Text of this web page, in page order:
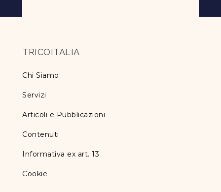
TRICOITALIA
Chi Siamo
Servizi
Articoli e Pubblicazioni
Contenuti
Informativa ex art. 13
Cookie